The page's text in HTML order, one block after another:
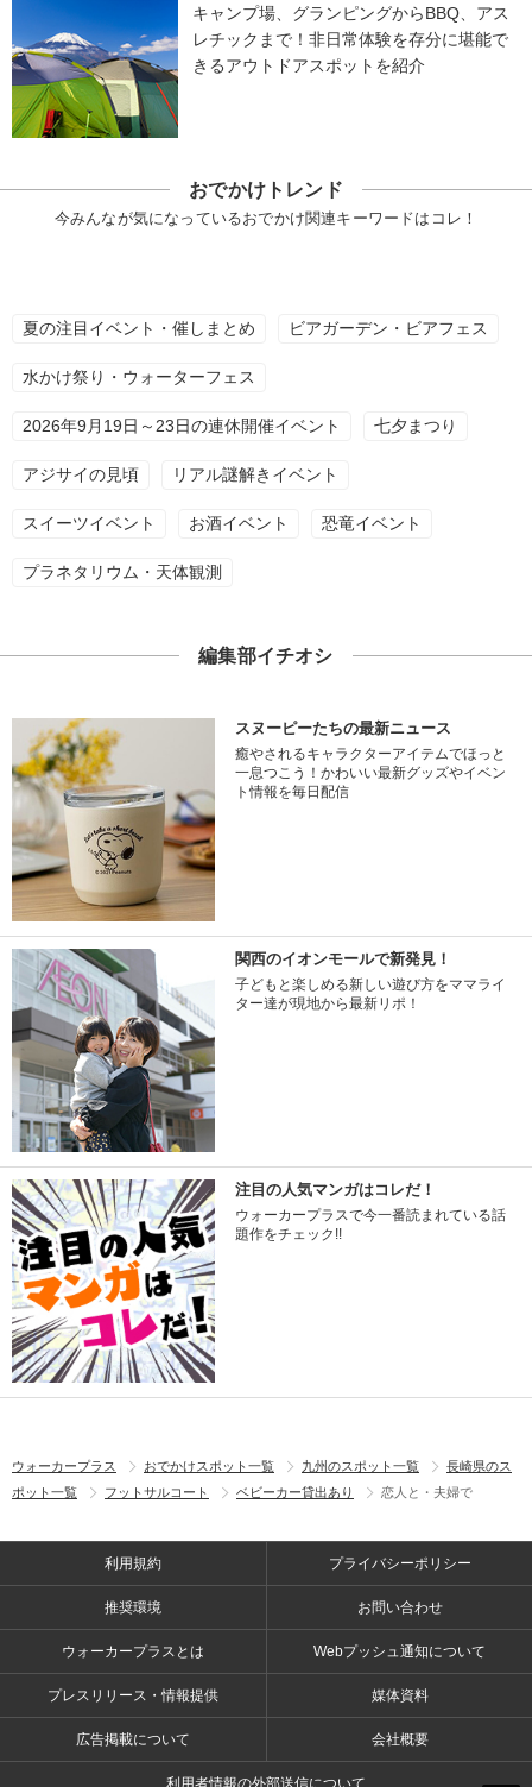
キャンプ場、グランピングからBBQ、アス
レチックまで！非日常体験を存分に堪能で
きるアウトドアスポットを紹介
おでかけトレンド
今みんなが気になっているおでかけ関連キーワードはコレ！
夏の注目イベント・催しまとめ ビアガーデン・ビアフェス
水かけ祭り・ウォーターフェス
2026年9月19日～23日の連休開催イベント 七夕まつり
アジサイの見頃 リアル謎解きイベント
スイーツイベント お酒イベント 恐竜イベント
プラネタリウム・天体観測
編集部イチオシ
スヌーピーたちの最新ニュース
癒やされるキャラクターアイテムでほっと
一息つこう！かわいい最新グッズやイベン
ト情報を毎日配信
関西のイオンモールで新発見！
子どもと楽しめる新しい遊び方をママライ
ター達が現地から最新リポ！
注目の人気マンガはコレだ！
ウォーカープラスで今一番読まれている話
題作をチェック!!
ウォーカープラス おでかけスポット一覧 九州のスポット一覧
長崎県のス
ポット一覧
フットサルコート ベビーカー貸出あり 恋人と・夫婦で
利用規約 プライバシーポリシー
推奨環境 お問い合わせ
ウォーカープラスとは Webプッシュ通知について
プレスリリース・情報提供 媒体資料
広告掲載について 会社概要